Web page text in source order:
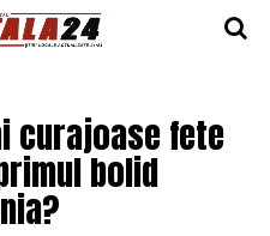
curajoase fete
bolid